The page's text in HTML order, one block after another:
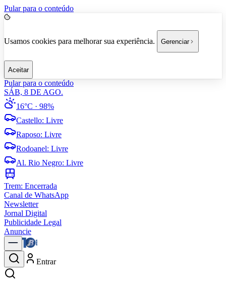
Pular para o conteúdo
Usamos cookies para melhorar sua experiência. Gerenciar
Aceitar
Pular para o conteúdo
SÁB, 8 DE AGO.
16°C · 98%
Castello: Livre
Raposo: Livre
Rodoanel: Livre
Al. Rio Negro: Livre
Trem: Encerrada
Canal de WhatsApp
Newsletter
Jornal Digital
Publicidade Legal
Anuncie
Entrar